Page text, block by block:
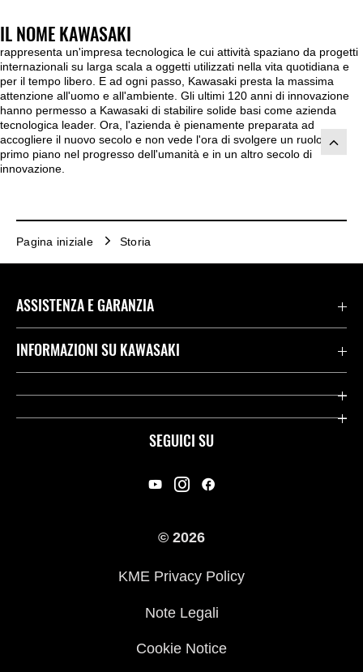
IL NOME KAWASAKI
rappresenta un'impresa tecnologica le cui attività spaziano da progetti
internazionali su larga scala a oggetti utilizzati nella vita quotidiana e
per il tempo libero. E ad ogni passo, Kawasaki presta la massima
attenzione all'uomo e all'ambiente. Gli ultimi 120 anni di innovazione
hanno permesso a Kawasaki di stabilire solide basi come azienda
tecnologica leader. Ora, l'azienda è pienamente preparata ad
accogliere il nuovo secolo e non vede l'ora di svolgere un ruolo di
primo piano nel progresso dell'umanità e in un altro secolo di
innovazione.
Pagina iniziale Storia
SEGUICI SU
ASSISTENZA E GARANZIA
Assistenza Stradale Kawasaki
Kawasaki Care
INFORMAZIONI SU KAWASAKI
Società
© 2026
KME Privacy Policy
Note Legali
Cookie Notice